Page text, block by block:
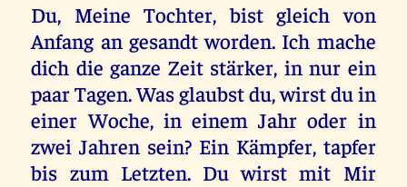
Du, Meine Tochter, bist gleich von
Anfang an gesandt worden. Ich mache
dich die ganze Zeit stärker, in nur ein
paar Tagen. Was glaubst du, wirst du in
einer Woche, in einem Jahr oder in
zwei Jahren sein? Ein Kämpfer, tapfer
bis zum Letzten. Du wirst mit Mir